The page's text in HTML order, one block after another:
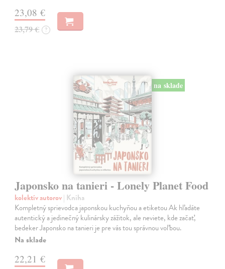
23,08 €
23,79 € ?
na sklade
Japonsko na tanieri - Lonely Planet Food
kolektív autorov| Kniha
Kompletný sprievodca japonskou kuchyňou a etiketou Ak hľadáte
autentický a jedinečný kulinársky zážitok, ale neviete, kde začať,
bedeker Japonsko na tanieri je pre vás tou správnou voľbou.
Na sklade
22,21 €